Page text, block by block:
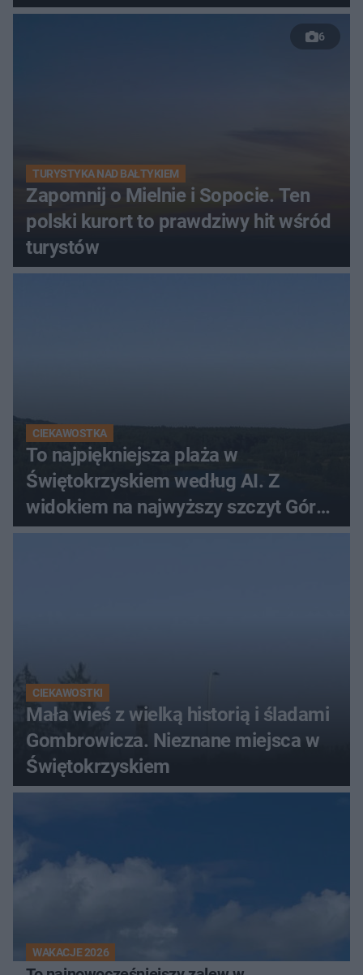
6
TURYSTYKA NAD BAŁTYKIEM
Zapomnij o Mielnie i Sopocie. Ten
polski kurort to prawdziwy hit wśród
turystów
CIEKAWOSTKA
To najpiękniejsza plaża w
Świętokrzyskiem według AI. Z
widokiem na najwyższy szczyt Gór
Świętokrzyskich
CIEKAWOSTKI
Mała wieś z wielką historią i śladami
Gombrowicza. Nieznane miejsca w
Świętokrzyskiem
WAKACJE 2026